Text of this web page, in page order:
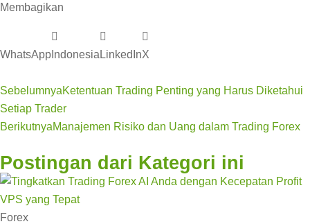
Membagikan
WhatsApp Indonesia LinkedInX
SebelumnyaKetentuan Trading Penting yang Harus Diketahui
Setiap Trader
BerikutnyaManajemen Risiko dan Uang dalam Trading Forex
Postingan dari Kategori ini
Forex